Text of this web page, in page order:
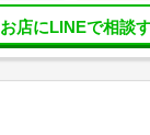
お店にLINEで相談